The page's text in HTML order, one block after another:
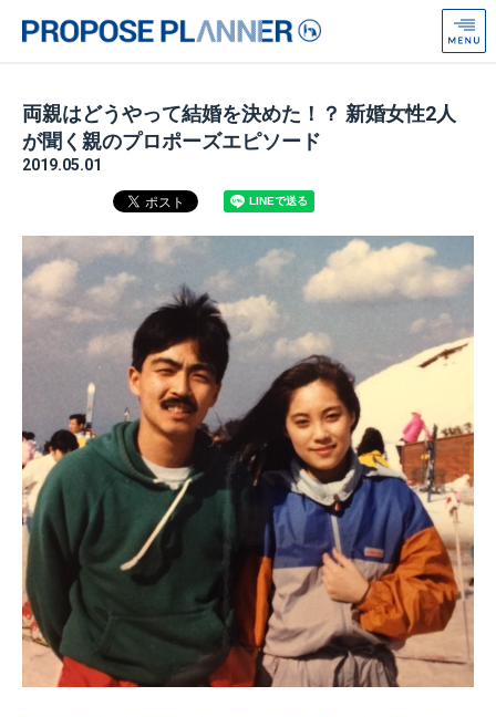
ロ
ズ
プ
ン
from
Anniversaire
両親はどうやって結婚を決めた！？ 新婚女性2人
が聞く親のプロポーズエピソード
2019.05.01